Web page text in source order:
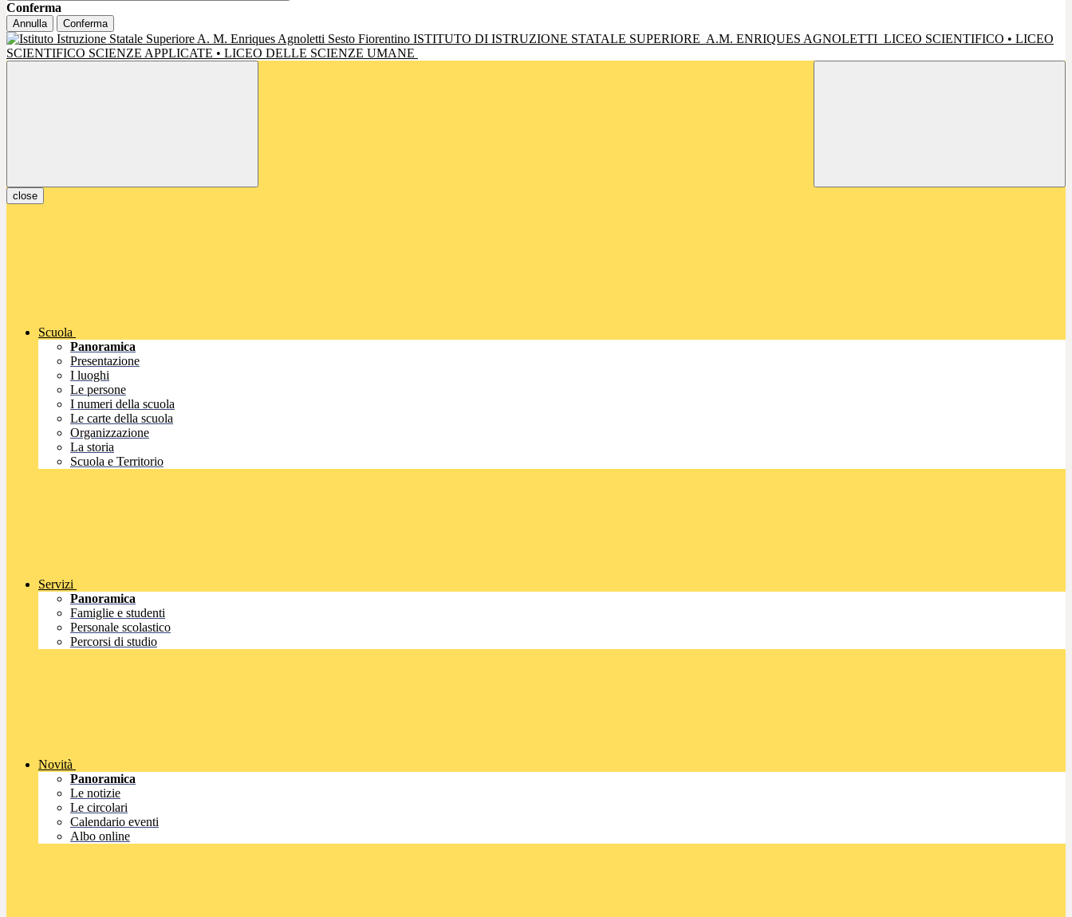
Conferma
Annulla Conferma
ISTITUTO DI ISTRUZIONE STATALE SUPERIORE A.M. ENRIQUES AGNOLETTI LICEO SCIENTIFICO • LICEO
SCIENTIFICO SCIENZE APPLICATE • LICEO DELLE SCIENZE UMANE
close
Scuola
Panoramica
Presentazione
I luoghi
Le persone
I numeri della scuola
Le carte della scuola
Organizzazione
La storia
Scuola e Territorio
Servizi
Panoramica
Famiglie e studenti
Personale scolastico
Percorsi di studio
Novità
Panoramica
Le notizie
Le circolari
Calendario eventi
Albo online